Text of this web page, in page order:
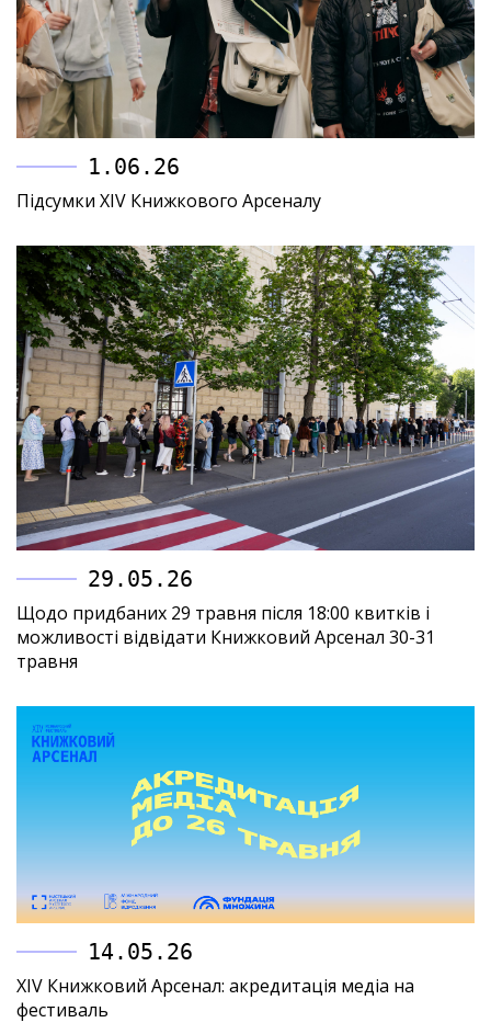
1.06.26
Підсумки XIV Книжкового Арсеналу
29.05.26
Щодо придбаних 29 травня після 18:00 квитків і
можливості відвідати Книжковий Арсенал 30-31
травня
14.05.26
XIV Книжковий Арсенал: акредитація медіа на
фестиваль